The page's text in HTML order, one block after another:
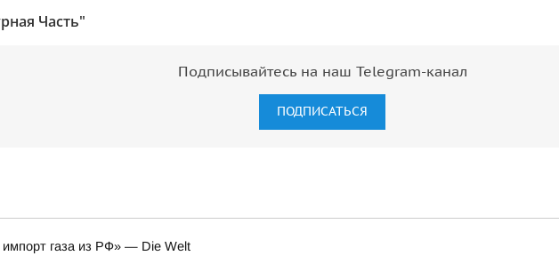
Часть"
Подписывайтесь на наш Telegram-канал
ПОДПИСАТЬСЯ
газа из РФ» — Die Welt